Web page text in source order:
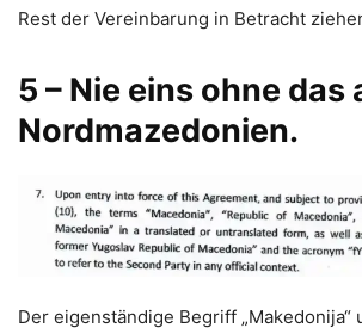
Rest der Vereinbarung in Betracht
5 – Nie eins ohne das
Nordmazedonien.
Der eigenständige Begriff „Makedonija“